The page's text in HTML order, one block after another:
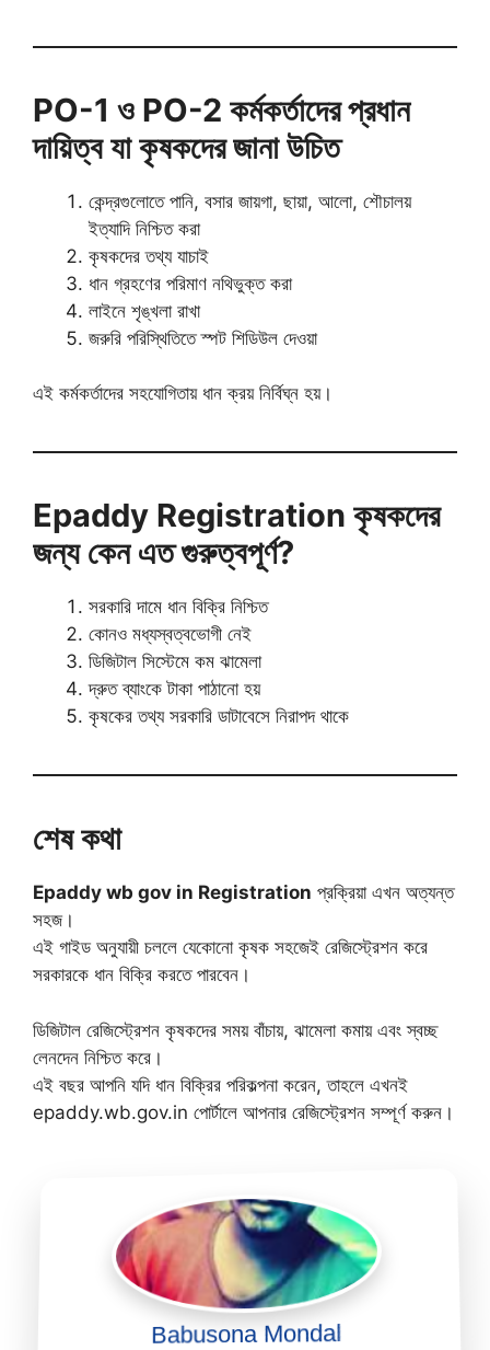
PO-1 ও PO-2 কর্মকর্তাদের প্রধান
দায়িত্ব যা কৃষকদের জানা উচিত
কেন্দ্রগুলোতে পানি, বসার জায়গা, ছায়া, আলো, শৌচালয়
ইত্যাদি নিশ্চিত করা
কৃষকদের তথ্য যাচাই
ধান গ্রহণের পরিমাণ নথিভুক্ত করা
লাইনে শৃঙ্খলা রাখা
জরুরি পরিস্থিতিতে স্পট শিডিউল দেওয়া
এই কর্মকর্তাদের সহযোগিতায় ধান ক্রয় নির্বিঘ্ন হয়।
Epaddy Registration কৃষকদের
জন্য কেন এত গুরুত্বপূর্ণ?
সরকারি দামে ধান বিক্রি নিশ্চিত
কোনও মধ্যস্বত্বভোগী নেই
ডিজিটাল সিস্টেমে কম ঝামেলা
দ্রুত ব্যাংকে টাকা পাঠানো হয়
কৃষকের তথ্য সরকারি ডাটাবেসে নিরাপদ থাকে
শেষ কথা
Epaddy wb gov in Registration প্রক্রিয়া এখন অত্যন্ত
সহজ।
এই গাইড অনুযায়ী চললে যেকোনো কৃষক সহজেই রেজিস্ট্রেশন করে
সরকারকে ধান বিক্রি করতে পারবেন।
ডিজিটাল রেজিস্ট্রেশন কৃষকদের সময় বাঁচায়, ঝামেলা কমায় এবং স্বচ্ছ
লেনদেন নিশ্চিত করে।
এই বছর আপনি যদি ধান বিক্রির পরিকল্পনা করেন, তাহলে এখনই
epaddy.wb.gov.in পোর্টালে আপনার রেজিস্ট্রেশন সম্পূর্ণ করুন।
Babusona Mondal